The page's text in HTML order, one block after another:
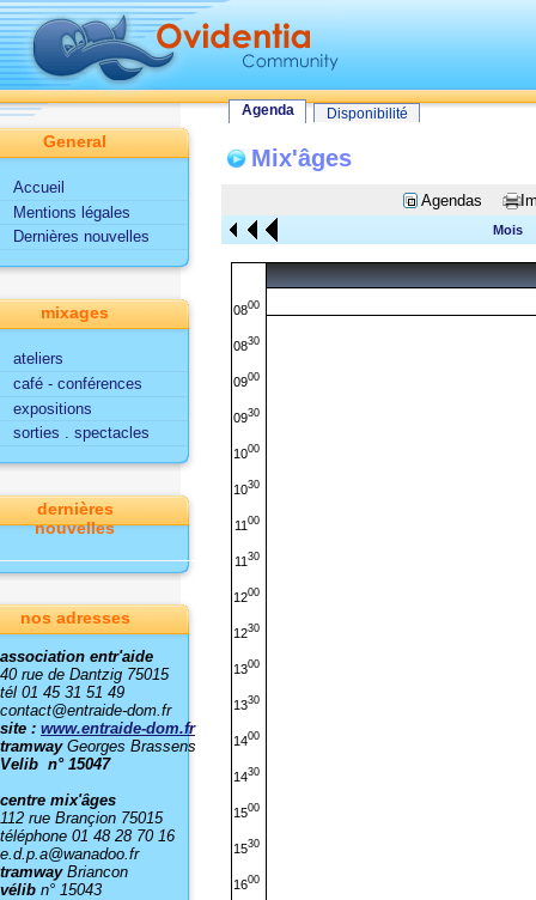
Tout le site
Utilisateur
Fonctionnalités d'Ovidentia
Agenda
Agenda Disponibilité
Mix'âges
Agendas
Mois
0800
0830
0900
0930
1000
1030
11 00
11 30
1200
1230
1300
1330
1400
1430
1500
1530
1600
General
Accueil
Mentions légales
Dernières nouvelles
mixages
ateliers
café - conférences
expositions
sorties . spectacles
dernières
nouvelles
nos adresses
association entr'aide
40 rue de Dantzig 75015
tél 01 45 31 51 49
contact@entraide-dom.fr
site : www.entraide-dom.fr
tramway Georges Brassens
Velib n° 15047
centre mix'âges
112 rue Brançion 75015
téléphone 01 48 28 70 16
e.d.p.a@wanadoo.fr
tramwayBriancon
vélib n° 15043